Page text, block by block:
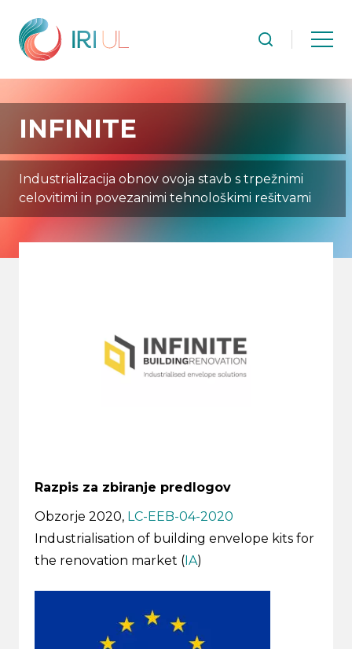
INFINITE
Industrializacija obnov ovoja stavb s trpežnimi
celovitimi in povezanimi tehnološkimi rešitvami
Razpis za zbiranje predlogov
Obzorje 2020, LC-EEB-04-2020
Industrialisation of building envelope kits for
the renovation market (IA)